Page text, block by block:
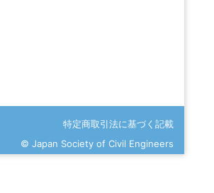
特定商取引法に基づく記載
© Japan Society of Civil Engineers